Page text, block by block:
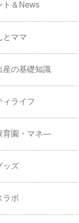
ト＆News
とママ
産の基礎知識
ィライフ
育園・マネ―
ッズ
ラボ